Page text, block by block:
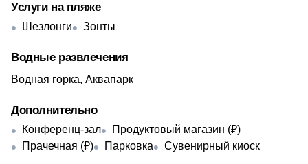
Услуги на пляже
Шезлонги Зонты
Водные развлечения
Водная горка, Аквапарк
Дополнительно
Конференц-зал
Продуктовый магазин (₽)
Прачечная (₽)
Парковка Сувенирный киоск